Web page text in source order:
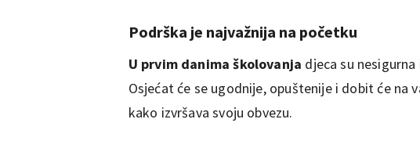
Podrška je najvažnija na početku
U prvim danima školovanja djeca su
Osjećat će se ugodnije, opuštenije i dobit će na
kako izvršava svoju obvezu.